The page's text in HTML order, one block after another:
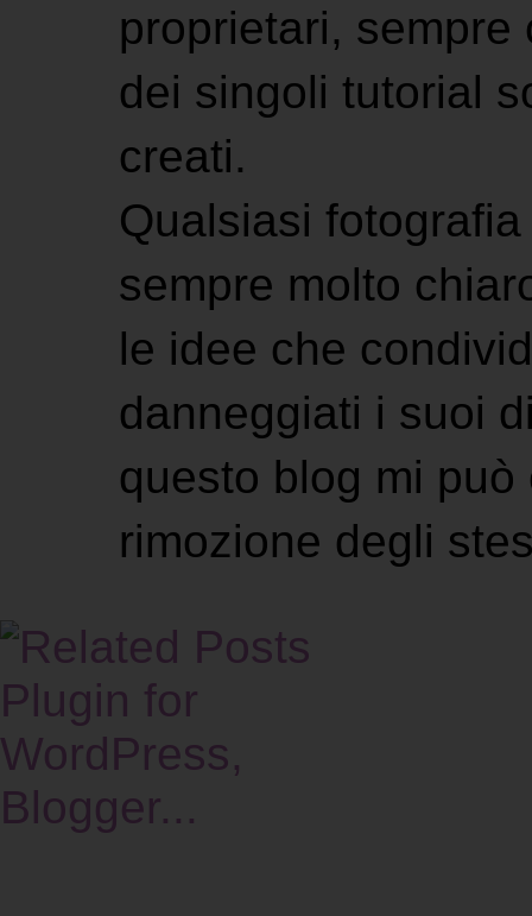
proprietari,
dei singoli tutorial
creati.
Qualsiasi
sempre molto
le idee che
danneggiati i suoi
questo blog mi
rimozione degli